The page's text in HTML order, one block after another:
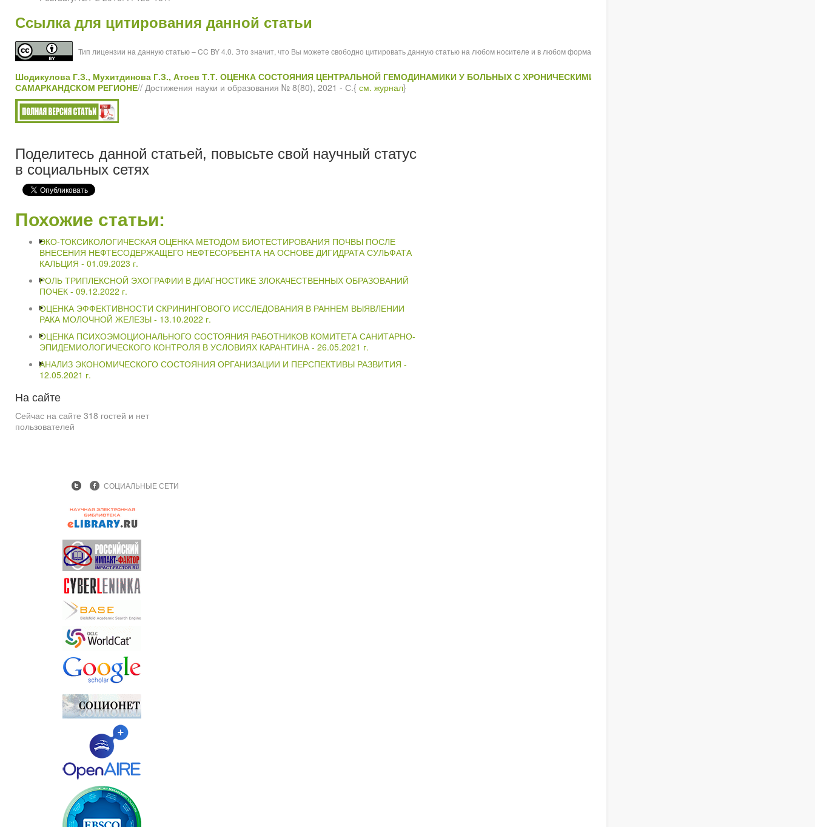
Ссылка для цитирования данной статьи
Тип лицензии на данную статью – CC BY 4.0. Это значит, что Вы можете свободно цитировать данную статью на любом носителе и в любом формате при указании авторства.
Шодикулова Г.З., Мухитдинова Г.З., Атоев Т.Т. ОЦЕНКА СОСТОЯНИЯ ЦЕНТРАЛЬНОЙ ГЕМОДИНАМИКИ У БОЛЬНЫХ С ХРОНИЧЕСКИМИ БОЛЕЗНЯМИ ПОЧЕК В
САМАРКАНДСКОМ РЕГИОНЕ// Достижения науки и образования № 8(80), 2021 - С.{ см. журнал}
Поделитесь данной статьей, повысьте свой научный статус
в социальных сетях
Похожие статьи:
ЭКО-ТОКСИКОЛОГИЧЕСКАЯ ОЦЕНКА МЕТОДОМ БИОТЕСТИРОВАНИЯ ПОЧВЫ ПОСЛЕ
ВНЕСЕНИЯ НЕФТЕСОДЕРЖАЩЕГО НЕФТЕСОРБЕНТА НА ОСНОВЕ ДИГИДРАТА СУЛЬФАТА
КАЛЬЦИЯ - 01.09.2023 г.
РОЛЬ ТРИПЛЕКСНОЙ ЭХОГРАФИИ В ДИАГНОСТИКЕ ЗЛОКАЧЕСТВЕННЫХ ОБРАЗОВАНИЙ
ПОЧЕК - 09.12.2022 г.
ОЦЕНКА ЭФФЕКТИВНОСТИ СКРИНИНГОВОГО ИССЛЕДОВАНИЯ В РАННЕМ ВЫЯВЛЕНИИ
РАКА МОЛОЧНОЙ ЖЕЛЕЗЫ - 13.10.2022 г.
ОЦЕНКА ПСИХОЭМОЦИОНАЛЬНОГО СОСТОЯНИЯ РАБОТНИКОВ КОМИТЕТА САНИТАРНО-
ЭПИДЕМИОЛОГИЧЕСКОГО КОНТРОЛЯ В УСЛОВИЯХ КАРАНТИНА - 26.05.2021 г.
АНАЛИЗ ЭКОНОМИЧЕСКОГО СОСТОЯНИЯ ОРГАНИЗАЦИИ И ПЕРСПЕКТИВЫ РАЗВИТИЯ -
12.05.2021 г.
На сайте
Сейчас на сайте 318 гостей и нет
пользователей
СОЦИАЛЬНЫЕ СЕТИ